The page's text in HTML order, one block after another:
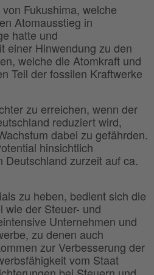
Fukushima, welche
Atomausstieg in
hatte und
einer Hinwendung zu den
welche die Atomkraft und
Teil der fossilen Kraftwerke
zu erreichen, wenn der
reduziert wird,
dabei zu gefährden.
hinsichtlich
Deutschland zurzeit auf ca.
zu heben, bedient sich die
wie der Steuer- und
Unternehmen und
zu denen auch
zur Verbesserung der
vom Staat